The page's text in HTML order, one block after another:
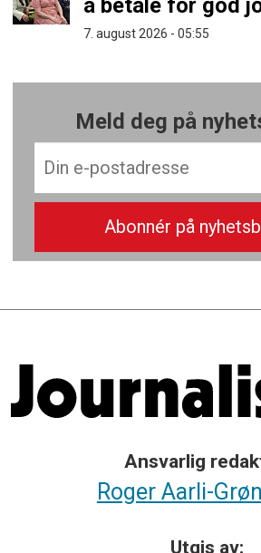
å betale for god
7. august 2026 - 05:55
Meld deg på
Ansvarlig
Roger Aarli-
Utgis av: